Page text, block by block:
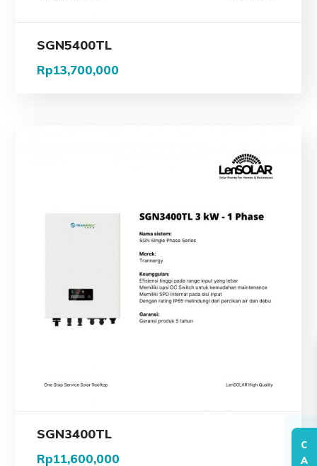
SGN5400TL
Rp13,700,000
SGN3400TL
Rp11,600,000
C
A